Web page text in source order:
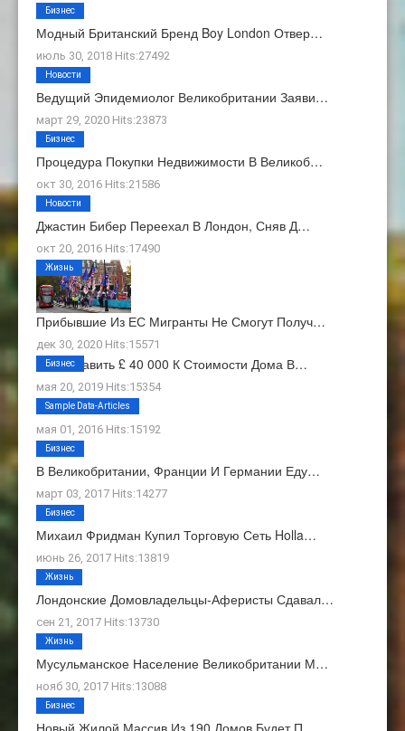
Модный Британский Бренд Boy London Отвер…
июль 30, 2018 Hits:27492
Бизнес
Ведущий Эпидемиолог Великобритании Заяви…
март 29, 2020 Hits:23873
Новости
Процедура Покупки Недвижимости В Великоб…
окт 30, 2016 Hits:21586
Бизнес
Джастин Бибер Переехал В Лондон, Сняв Д…
окт 20, 2016 Hits:17490
Новости
Прибывшие Из ЕС Мигранты Не Смогут Получ…
дек 30, 2020 Hits:15571
Жизнь
Как Добавить £ 40 000 К Стоимости Дома В…
мая 20, 2019 Hits:15354
Бизнес
О Нас
мая 01, 2016 Hits:15192
Sample Data-Articles
В Великобритании, Франции И Германии Еду…
март 03, 2017 Hits:14277
Бизнес
Михаил Фридман Купил Торговую Сеть Holla…
июнь 26, 2017 Hits:13819
Бизнес
Лондонские Домовладельцы-Аферисты Сдавал…
сен 21, 2017 Hits:13730
Жизнь
Мусульманское Население Великобритании М…
нояб 30, 2017 Hits:13088
Жизнь
Бизнес